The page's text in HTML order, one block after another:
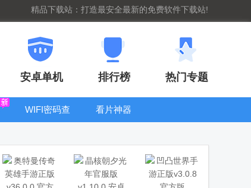
精品下载站：打造最安全最新的免费软件下载站!
安卓单机 排行榜 热门专题
WIFI密码查
看片神器